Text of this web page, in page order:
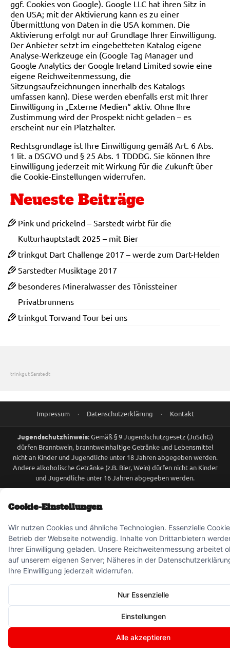
ggf. Cookies von Google). Google LLC hat ihren Sitz in
den USA; mit der Aktivierung kann es zu einer
Übermittlung von Daten in die USA kommen. Die
Aktivierung erfolgt nur auf Grundlage Ihrer Einwilligung.
Der Anbieter setzt im eingebetteten Katalog eigene
Analyse-Werkzeuge ein (Google Tag Manager und
Google Analytics der Google Ireland Limited sowie eine
eigene Reichweitenmessung, die
Sitzungsaufzeichnungen innerhalb des Katalogs
umfassen kann). Diese werden ebenfalls erst mit Ihrer
Einwilligung in „Externe Medien“ aktiv. Ohne Ihre
Zustimmung wird der Prospekt nicht geladen – es
erscheint nur ein Platzhalter.
Rechtsgrundlage ist Ihre Einwilligung gemäß Art. 6 Abs.
1 lit. a DSGVO und § 25 Abs. 1 TDDDG. Sie können Ihre
Einwilligung jederzeit mit Wirkung für die Zukunft über
die Cookie-Einstellungen widerrufen.
Neueste Beiträge
Pink und prickelnd – Sarstedt wirbt für die
Kulturhauptstadt 2025 – mit Bier
trinkgut Dart Challenge 2017 – werde zum Dart-Helden
Sarstedter Musiktage 2017
besonderes Mineralwasser des Tönissteiner
Privatbrunnens
trinkgut Torwand Tour bei uns
trinkgut Sarstedt
Impressum · Datenschutzerklärung · Kontakt
Jugendschutzhinweis:Gemäß § 9 Jugendschutzgesetz (JuSchG)
dürfen Branntwein, branntweinhaltige Getränke und Lebensmittel
nicht an Kinder und Jugendliche unter 18 Jahren abgegeben werden.
Andere alkoholische Getränke (z.B. Bier, Wein) dürfen nicht an Kinder
und Jugendliche unter 16 Jahren abgegeben werden.
Cookie-Einstellungen
Wir nutzen Cookies und ähnliche Technologien. Essenzielle
Betrieb der Webseite notwendig. Inhalte von Drittanbietern
Ihrer Einwilligung geladen. Unsere Reichweitenmessung arbeitet
auf unserem eigenen Server; Näheres in der
Ihre Einwilligung jederzeit widerrufen.
Nur Essenzielle
Einstellungen
Alle akzeptieren